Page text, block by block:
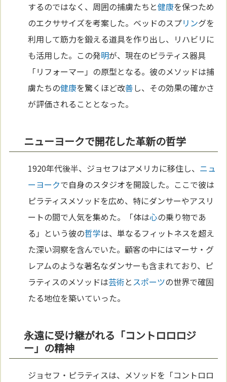
するのではなく、周囲の捕虜たちと健康を保つため
のエクササイズを考案した。ベッドのスプリングを
利用して筋力を鍛える道具を作り出し、リハビリに
も活用した。この発明が、現在のピラティス器具
「リフォーマー」の原型となる。彼のメソッドは捕
虜たちの健康を驚くほど改善し、その効果の確かさ
が評価されることとなった。
ニューヨークで開花した革新の哲学
1920年代後半、ジョセフはアメリカに移住し、 ニュ
ーヨークで自身のスタジオを開設した。ここで彼は
ピラティスメソッドを広め、特にダンサーやアスリ
ートの間で人気を集めた。「体は心の乗り物であ
る」という彼の哲学は、単なるフィットネスを超え
た深い洞察を含んでいた。顧客の中にはマーサ・グ
レアムのような著名なダンサーも含まれており、ピ
ラティスのメソッドは芸術とスポーツの世界で確固
たる地位を築いていった。
永遠に受け継がれる「コントロロロジ
ー」の精神
ジョセフ・ピラティスは、メソッドを「コントロロ